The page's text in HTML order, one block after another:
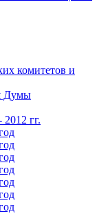
комитетов и
Думы
гг.